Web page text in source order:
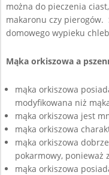
można do pieczenia
makaronu czy
domowego wypieku
Mąka orkiszowa a
mąka orkiszowa
modyfikowana niż
mąka orkiszowa jest
mąka orkiszowa
mąka orkiszowa
pokarmowy, ponieważ
mąka orkiszowa